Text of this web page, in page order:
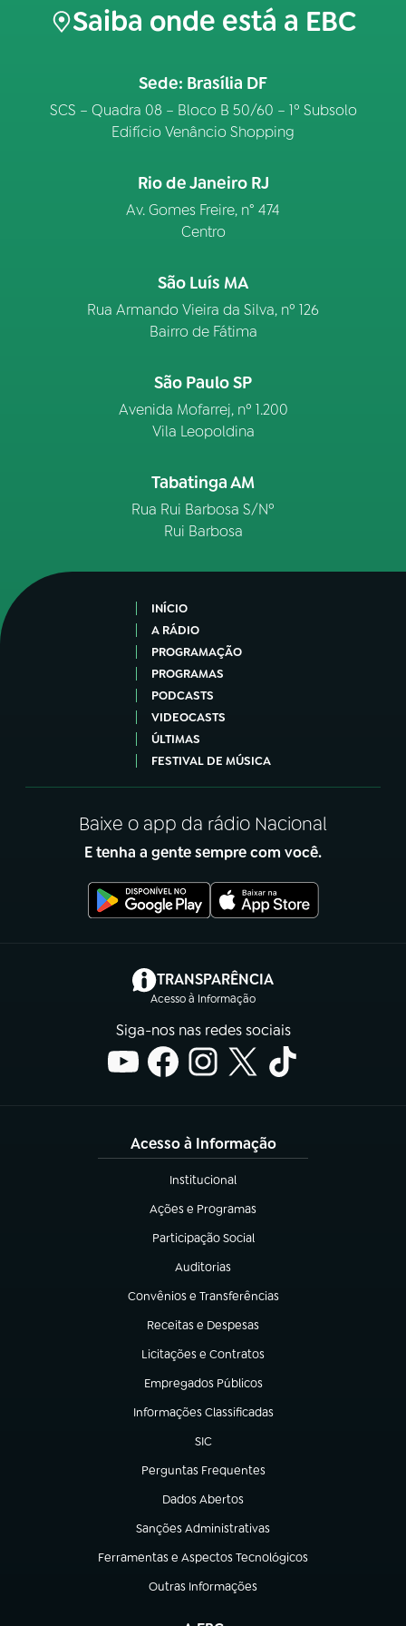
Saiba onde está a EBC
Sede: Brasília DF
SCS – Quadra 08 – Bloco B 50/60 – 1º Subsolo
Edifício Venâncio Shopping
Rio de Janeiro RJ
Av. Gomes Freire, n° 474
Centro
São Luís MA
Rua Armando Vieira da Silva, nº 126
Bairro de Fátima
São Paulo SP
Avenida Mofarrej, nº 1.200
Vila Leopoldina
Tabatinga AM
Rua Rui Barbosa S/Nº
Rui Barbosa
INÍCIO
A RÁDIO
PROGRAMAÇÃO
PROGRAMAS
PODCASTS
VIDEOCASTS
ÚLTIMAS
FESTIVAL DE MÚSICA
Baixe o app da rádio Nacional
E tenha a gente sempre com você.
TRANSPARÊNCIA
Acesso à Informação
(abre em nova aba)
Siga-nos nas redes sociais
Acesso à Informação
Institucional
(abre em nova aba)
Ações e Programas
(abre em nova aba)
Participação Social
(abre em nova aba)
Auditorias
(abre em nova aba)
Convênios e Transferências
(abre em nova aba)
Receitas e Despesas
(abre em nova aba)
Licitações e Contratos
(abre em nova aba)
Empregados Públicos
(abre em nova aba)
Informações Classificadas
(abre em nova aba)
SIC
(abre em nova aba)
Perguntas Frequentes
(abre em nova aba)
Dados Abertos
(abre em nova aba)
Sanções Administrativas
(abre em nova aba)
Ferramentas e Aspectos Tecnológicos
(abre em nova aba)
Outras Informações
(abre em nova aba)